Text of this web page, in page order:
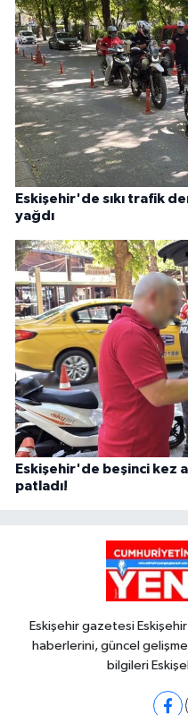
Eskişehir'de sıkı trafik
yağdı
Eskişehir'de beşinci kez
patladı!
Eskişehir gazetesi
haberlerini, güncel
bilgileri